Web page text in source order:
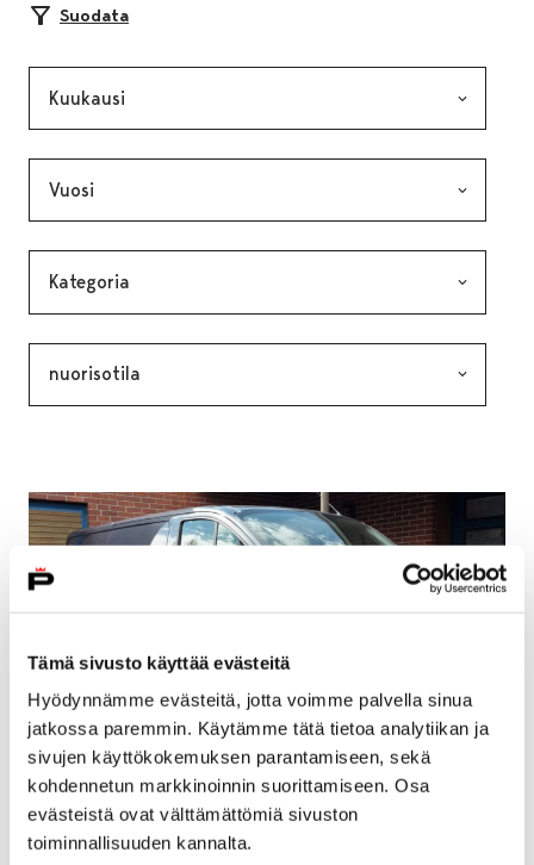
Tämä sivusto käyttää evästeitä
Hyödynnämme evästeitä, jotta voimme palvella sinua
jatkossa paremmin. Käytämme tätä tietoa analytiikan ja
sivujen käyttökokemuksen parantamiseen, sekä
kohdennetun markkinoinnin suorittamiseen. Osa
evästeistä ovat välttämättömiä sivuston
toiminnallisuuden kannalta.
Suodata
Nuokkapaku on liikkuva nuorisotila